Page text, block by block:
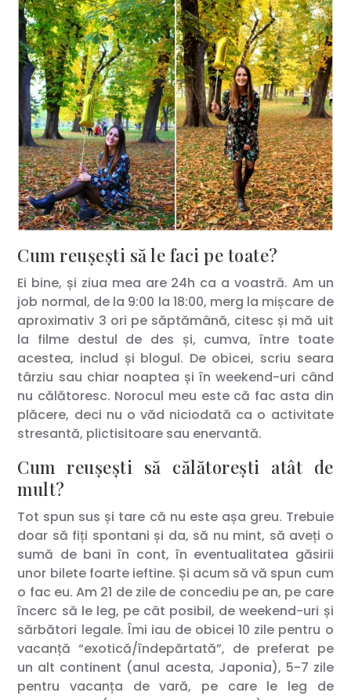
Cum reușești să le faci pe toate?
Ei bine, și ziua mea are 24h ca a voastră. Am un
job normal, de la 9:00 la 18:00, merg la mișcare de
aproximativ 3 ori pe săptămână, citesc și mă uit
la filme destul de des și, cumva, între toate
acestea, includ și blogul. De obicei, scriu seara
târziu sau chiar noaptea și în weekend-uri când
nu călătoresc. Norocul meu este că fac asta din
plăcere, deci nu o văd niciodată ca o activitate
stresantă, plictisitoare sau enervantă.
Cum reușești să călătorești atât de
mult?
Tot spun sus și tare că nu este așa greu. Trebuie
doar să fiți spontani și da, să nu mint, să aveți o
sumă de bani în cont, în eventualitatea găsirii
unor bilete foarte ieftine. Și acum să vă spun cum
o fac eu. Am 21 de zile de concediu pe an, pe care
încerc să le leg, pe cât posibil, de weekend-uri și
sărbători legale. Îmi iau de obicei 10 zile pentru o
vacanță “exotică/îndepărtată”, de preferat pe
un alt continent (anul acesta, Japonia), 5-7 zile
pentru vacanța de vară, pe care le leg de